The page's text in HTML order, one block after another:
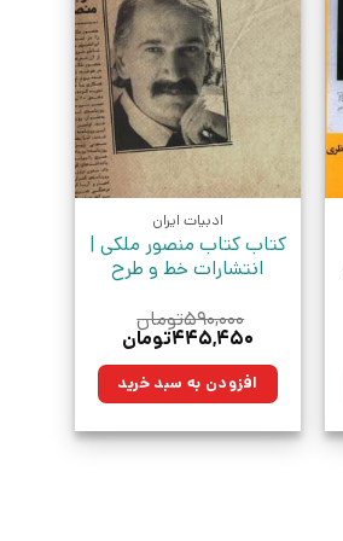
ادبیات ایران
کتاب کتاب منصور ملکی |
انتشارات خط و طرح
۵۹۰,۰۰۰تومان
قیمت
۵۹۰,۰۰۰تومان
بود.
۴۴۵,۴۵۰تومان
۴۴۵,۴۵۰تومان.افزودن به سبد خرید